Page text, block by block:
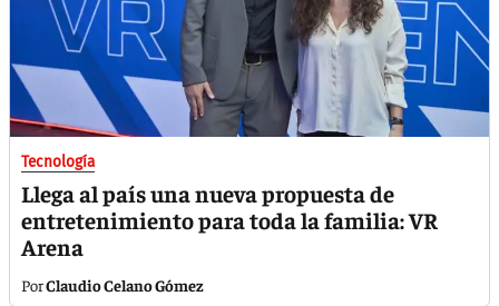
Tecnología
Llega al país una nueva propuesta de
entretenimiento para toda la familia: VR
Arena
Claudio Celano Gómez